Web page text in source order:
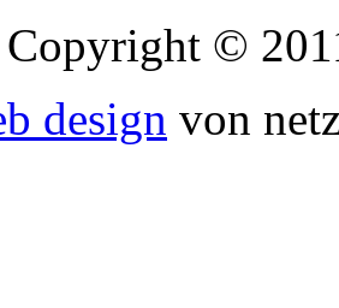
Copyright ©
design von